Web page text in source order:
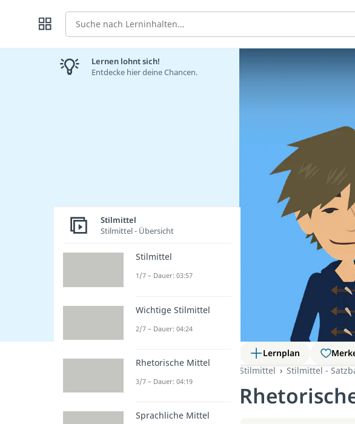
Suche
Lernplan
Stilmittel
Stilmittel -
Lernen lohnt sich!
Entdecke hier deine Chancen.
Stilmittel
Stilmittel - Übersicht
Stilmittel
1/7 – Dauer: 03:57
Wichtige Stilmittel
2/7 – Dauer: 04:24
Rhetorische Mittel
3/7 – Dauer: 04:19
Sprachliche Mittel